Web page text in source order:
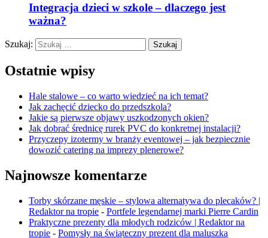
Integracja dzieci w szkole – dlaczego jest
ważna?
Szukaj:
Ostatnie wpisy
Hale stalowe – co warto wiedzieć na ich temat?
Jak zachęcić dziecko do przedszkola?
Jakie są pierwsze objawy uszkodzonych okien?
Jak dobrać średnicę rurek PVC do konkretnej instalacji?
Przyczepy izotermy w branży eventowej – jak bezpiecznie
dowozić catering na imprezy plenerowe?
Najnowsze komentarze
Torby skórzane męskie – stylowa alternatywa do plecaków? |
Redaktor na tropie - Portfele legendarnej marki Pierre Cardin
Praktyczne prezenty dla młodych rodziców | Redaktor na
tropie - Pomysły na świąteczny prezent dla maluszka